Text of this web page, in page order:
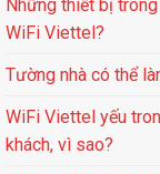
Những thiết bị
WiFi Viettel?
Tường nhà có thể
WiFi Viettel yếu
khách, vì sao?